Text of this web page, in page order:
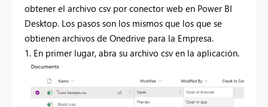
obtener el archivo csv por conector web en Power BI
Desktop. Los pasos son los mismos que los que se
obtienen archivos de Onedrive para la Empresa.
1. En primer lugar, abra su archivo csv en la aplicación.